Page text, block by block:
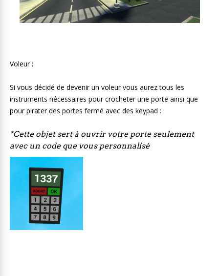
Voleur :
Si vous décidé de devenir un voleur vous aurez tous les
instruments nécessaires pour crocheter une porte ainsi que
pour pirater des portes fermé avec des keypad :
*Cette objet sert à ouvrir votre porte seulement
avec un code que vous personnalisé